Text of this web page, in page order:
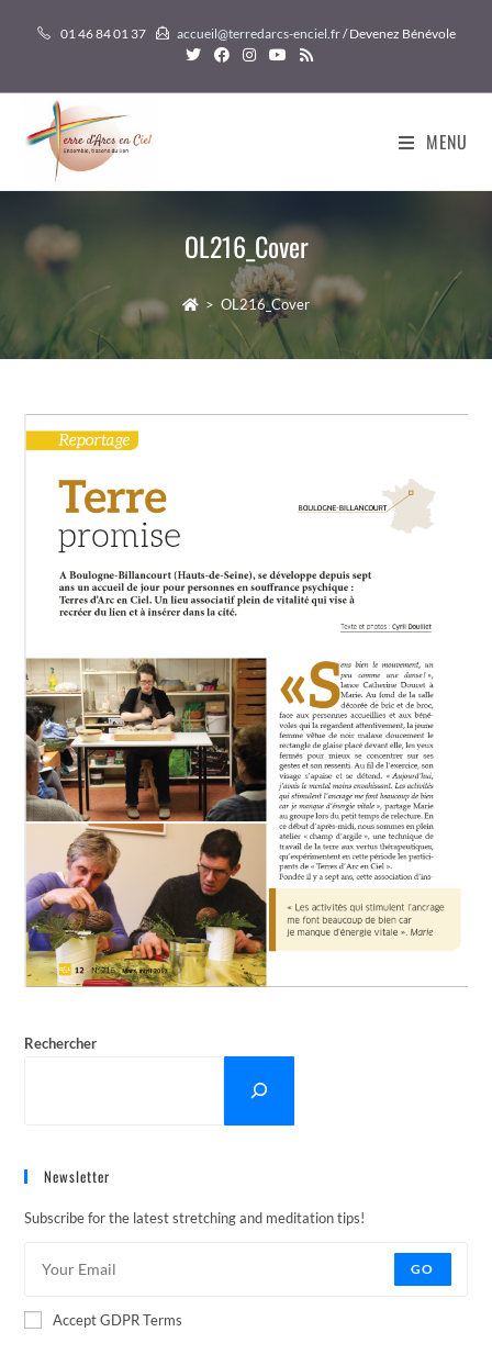
01 46 84 01 37 accueil@terredarcs-enciel.fr/ Devenez Bénévole
MENU
OL216_Cover
> OL216_Cover
Rechercher
Newsletter
Subscribe for the latest stretching and meditation tips!
GO
Accept GDPR Terms